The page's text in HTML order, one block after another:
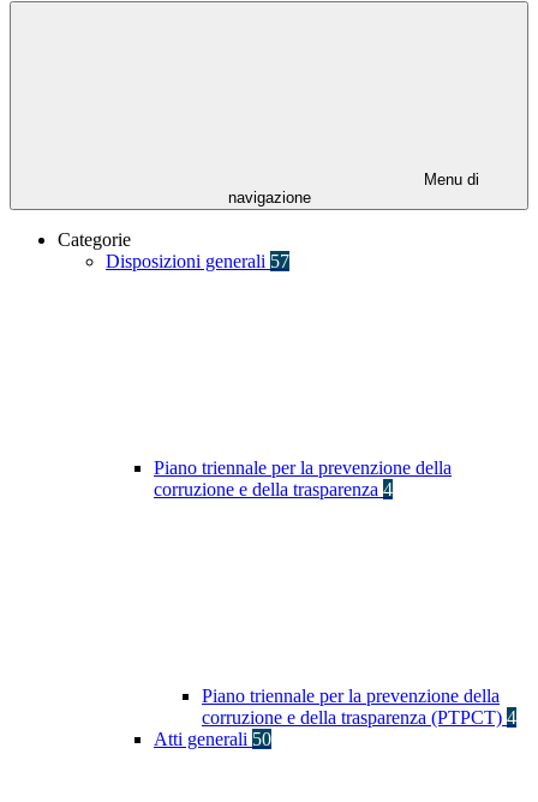
Menu di
navigazione
Categorie
Disposizioni generali 57
Piano triennale per la prevenzione della
corruzione e della trasparenza 4
Piano triennale per la prevenzione della
corruzione e della trasparenza (PTPCT) 4
Atti generali 50